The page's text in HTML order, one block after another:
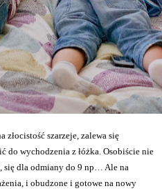
szarzeje, zalewa się
do wychodzenia z łóżka. Osobiście nie
się dla odmiany do 9 np… Ale na
i obudzone i gotowe na nowy